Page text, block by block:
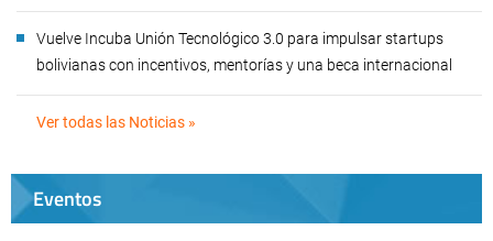
Vuelve Incuba Unión Tecnológico 3.0 para impulsar startups
bolivianas con incentivos, mentorías y una beca internacional
Ver todas las Noticias »
Eventos